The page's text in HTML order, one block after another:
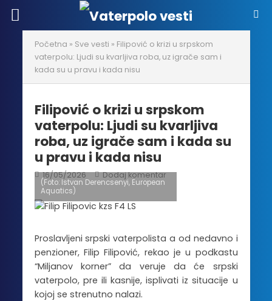
Početna » Sve vesti » Filipović o krizi u srpskom
vaterpolu: Ljudi su kvarljiva roba, uz igrače sam i
kada su u pravu i kada nisu
Filipović o krizi u srpskom
vaterpolu: Ljudi su kvarljiva
roba, uz igrače sam i kada su
u pravu i kada nisu
16/05/2026 Dodaj komentar
(Foto: Istvan Derencsenyi, European
Aquatics)
Proslavljeni srpski vaterpolista a od nedavno i
penzioner, Filip Filipović, rekao je u podkastu
“Miljanov korner” da veruje da će srpski
vaterpolo, pre ili kasnije, isplivati iz situacije u
kojoj se strenutno nalazi.